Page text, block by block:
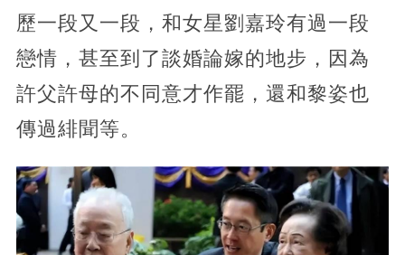
歷一段又一段，和女星劉嘉玲有過一段
戀情，甚至到了談婚論嫁的地步，因為
許父許母的不同意才作罷，還和黎姿也
傳過緋聞等。